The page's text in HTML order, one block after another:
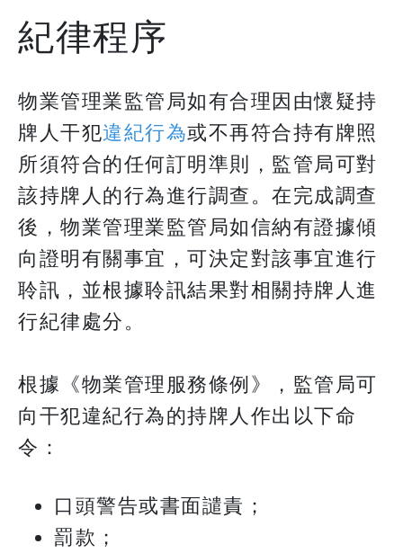
紀律程序
物業管理業監管局如有合理因由懷疑持
牌人干犯違紀行為或不再符合持有牌照
所須符合的任何訂明準則，監管局可對
該持牌人的行為進行調查。在完成調查
後，物業管理業監管局如信納有證據傾
向證明有關事宜，可決定對該事宜進行
聆訊，並根據聆訊結果對相關持牌人進
行紀律處分。
​​​​​​​根據《物業管理服務條例》，監管局可
向干犯違紀行為的持牌人作出以下命
令：
口頭警告或書面譴責；
罰款；